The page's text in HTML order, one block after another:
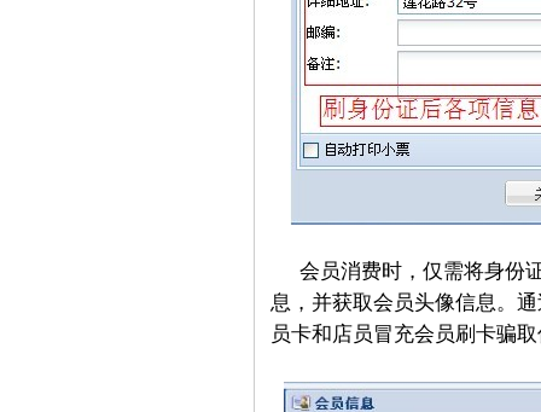
会员消费时，仅需将身份
息，并获取会员头像信息。
员卡和店员冒充会员刷卡骗